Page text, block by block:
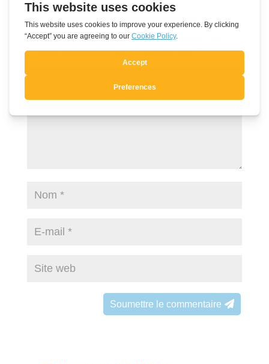
Soumettre un commentaire
Votre adresse e-mail ne sera pas publiée.
champs obligatoires sont indiqués avec*
Soumettre le commentaire